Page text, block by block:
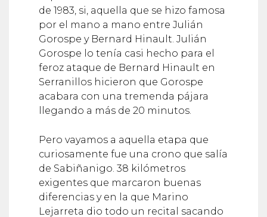
de 1983, si, aquella que se hizo famosa
por el mano a mano entre Julián
Gorospe y Bernard Hinault. Julián
Gorospe lo tenía casi hecho para el
feroz ataque de Bernard Hinault en
Serranillos hicieron que Gorospe
acabara con una tremenda pájara
llegando a más de 20 minutos.
Pero vayamos a aquella etapa que
curiosamente fue una crono que salía
de Sabiñanigo. 38 kilómetros
exigentes que marcaron buenas
diferencias y en la que Marino
Lejarreta dio todo un recital sacando